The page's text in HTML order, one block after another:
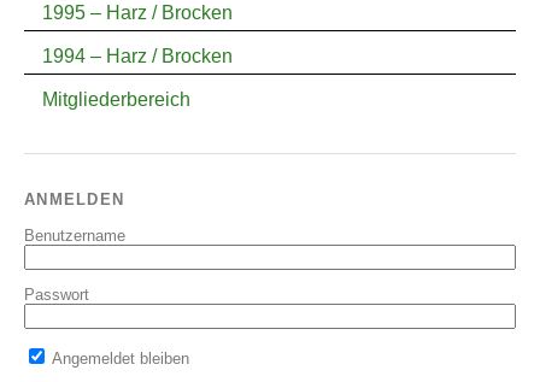
1995 – Harz / Brocken
1994 – Harz / Brocken
Mitgliederbereich
ANMELDEN
Benutzername
Passwort
Angemeldet bleiben